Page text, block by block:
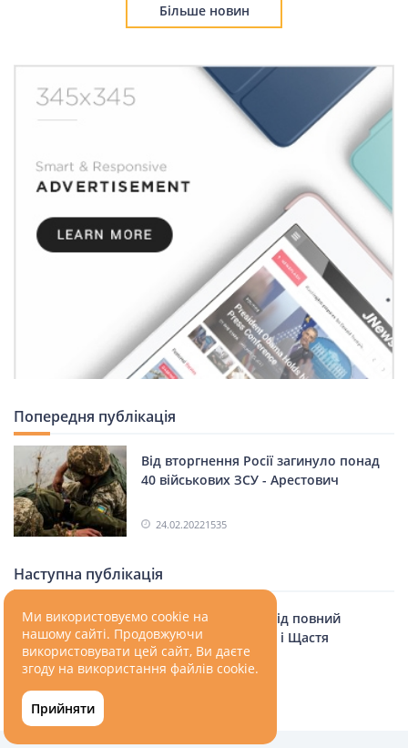
Більше новин
Попередня публікація
Від вторгнення Росії загинуло понад
40 військових ЗСУ - Арестович
24.02.20221535
Наступна публікація
Україна повернула під повний
контроль Маріуполь і Щастя
Ми використовуємо cookie на
нашому сайті. Продовжуючи
використовувати цей сайт, Ви даєте
згоду на використання файлів cookie.
Прийняти